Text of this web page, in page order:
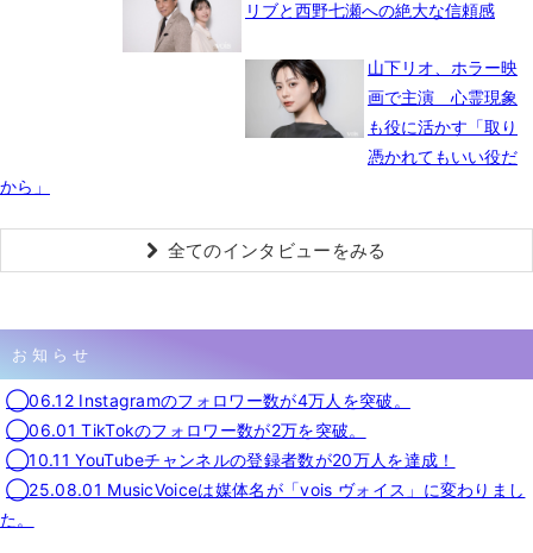
リブと西野七瀬への絶大な信頼感
山下リオ、ホラー映
画で主演 心霊現象
も役に活かす「取り
憑かれてもいい役だ
から」
全てのインタビューをみる
お知らせ
◯06.12 Instagramのフォロワー数が4万人を突破。
◯06.01 TikTokのフォロワー数が2万を突破。
◯10.11 YouTubeチャンネルの登録者数が20万人を達成！
◯25.08.01 MusicVoiceは媒体名が「vois ヴォイス」に変わりまし
た。